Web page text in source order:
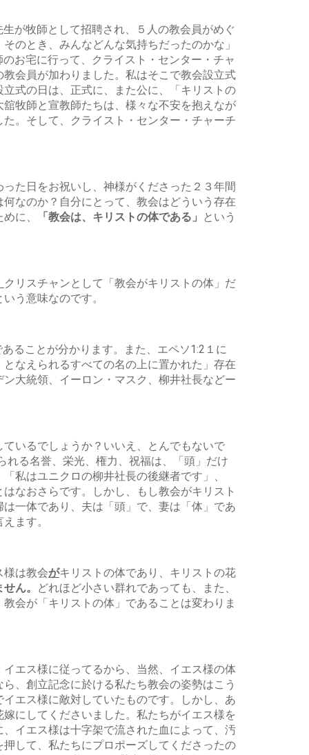
が牧師として招聘され、５人の教会員がめぐ
のとき、みんなどんな気持ちだったのかな」
お宅に行って、クライスト・センター・チャ
会員が加わりました。私はそこで教会設立式
式の日は、正式に、また公に、「キリストの
牧師と宣教師たちは、様々な不安を抱えなが
。そして、クライスト・センター・チャーチ
た日をお祝いし、神様がくださった２３年間
なのか？自分にとって、教会はどういう存在
に、
「教会は、キリストの体である」
という
クリスチャンとして「教会がキリストの体」だ
う意味なのです。
ることが分かります。また、エペソ1:2１に
なえられるすべての名の上に置かれた」存在
大統領、イーロン・マスク、柳井社長などー
いるでしょうか？いいえ、とんでもないで
れる名誉、栄光、権力、祝福は、「頭」だけ
私はユニクロの柳井社長の後継者です」、
なおさらです。しかし、もし教会がキリスト
一体であり、夫は「頭」で、妻は「体」であ
ます。
様は教会がキリストの体であり、キリストの花
ん。
どれほど小さい群れであっても、また、
会が「キリストの体」であることは変わりま
エス様に従ってるから、当然、イエス様の体
、創立記念に於ける私たち教会の姿勢はこう
エス様に敵対していたものです。しかし、あ
にしてくださいました。私たちがイエス様を
イエス様は十字架で流された血によって、汚
して、私たちにプロポーズしてくださったの